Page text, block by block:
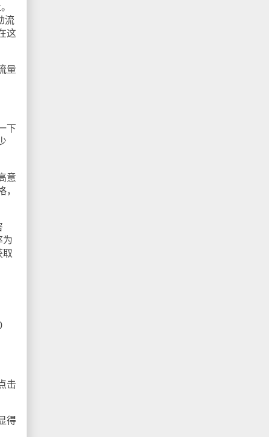
流
这
量
下
意
为
取
击
得